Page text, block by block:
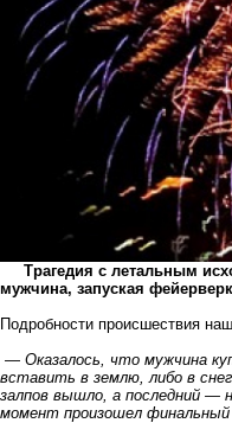
Трагедия с летальным
мужчина, запуская
Подробности происшествия
— Оказалось, что мужчина
вставить в землю, либо в
залпов вышло, а последний —
момент произошел финальный